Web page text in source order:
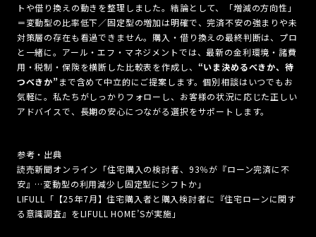
トや借り換えの動きを整理しました。結論として、「増減の方向性」
＝変動型の比率低下／固定型の増加は明確で、完済不安の強まりや未
対策層の存在も看過できません。購入・借り換えの最終判断は、プロ
と一緒に。アール・エフ・マネジメントでは、最新の金利環境・諸費
用・税制・保険を横断した比較表を作成し、 “いま決めるべきか、待
つべきか” まで含めて中立的にご提案します。個別相談はいつでもお
気軽に。私たちがしっかりフォローし、お客様の状況に応じた正しい
アドバイスで、長期の安心につながる選択をサポートします。
参考・出典
読売新聞オンライン「住宅購入の検討者、93％が『ローン完済に不
安』…変動型の利用減少し固定型にシフトか」
LIFULL「【25年7月】住宅購入者と購入検討者に『住宅ローンに関す
る意識調査』をLIFULL HOME’Sが実施」